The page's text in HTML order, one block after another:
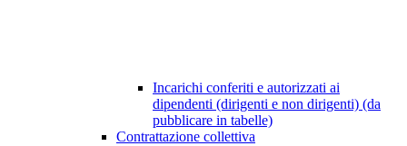
Incarichi conferiti e autorizzati ai
dipendenti (dirigenti e non dirigenti) (da
pubblicare in tabelle)
Contrattazione collettiva